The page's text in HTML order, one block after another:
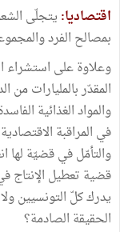
اقتصاديا: يتجلّى
بمصالح الفرد
وعلاوة على استشراء
المقدّر بالمليارات من
والمواد الغذائية
في المراقبة
والتأمّل في قضيّة لها
قضية تعطيل الإنتاج
يدرك كلّ التونسيين
الحقيقة الصادمة؟